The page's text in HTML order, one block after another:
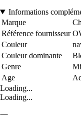
Informations
Marque
Référence fournisseur
Couleur
Couleur dominante
Genre
Age
Loading...
Loading...